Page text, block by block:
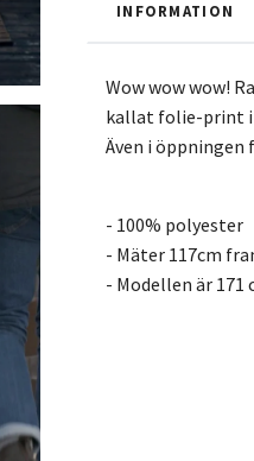
INFORMATION
Wow wow wow!
kallat folie-print i
Även i
- 100% polyester
- Mäter 117cm
- Modellen är 171